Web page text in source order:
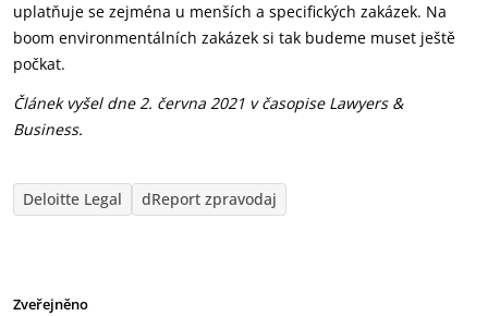
uplatňuje se zejména u menších a specifických zakázek. Na
boom environmentálních zakázek si tak budeme muset ještě
počkat.
Článek vyšel dne 2. června 2021 v časopise Lawyers &
Business.
Deloitte Legal dReport zpravodaj
Zveřejněno